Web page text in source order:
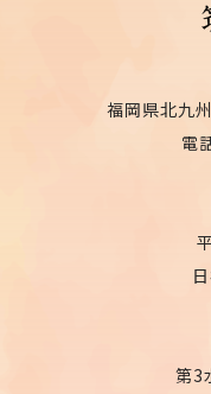
福岡県北九
電
第3